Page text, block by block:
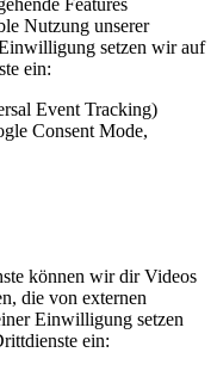
Features
Nutzung unserer
setzen wir auf
ein:
Event Tracking)
Consent Mode,
können wir dir Videos
die von externen
Einwilligung setzen
ein: